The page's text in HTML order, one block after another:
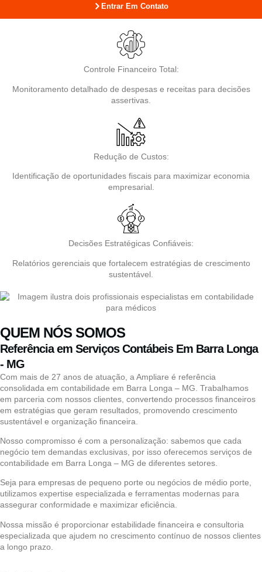
Entrar Em Contato
Controle Financeiro Total:
Monitoramento detalhado de despesas e receitas para decisões
assertivas.
Redução de Custos:
Identificação de oportunidades fiscais para maximizar economia
empresarial.
Decisões Estratégicas Confiáveis:
Relatórios gerenciais que fortalecem estratégias de crescimento
sustentável.
QUEM NÓS SOMOS
Referência em Serviços Contábeis Em Barra Longa
- MG
Com mais de 27 anos de atuação, a Ampliare é referência
consolidada em contabilidade em Barra Longa – MG. Trabalhamos
em parceria com nossos clientes, convertendo processos financeiros
em estratégias que geram resultados, promovendo crescimento
sustentável e organização financeira.
Nosso compromisso é com a personalização: sabemos que cada
negócio tem demandas exclusivas, por isso oferecemos serviços de
contabilidade em Barra Longa – MG de diferentes setores.
Seja para empresas de pequeno porte ou negócios de médio porte,
utilizamos expertise especializada e ferramentas modernas para
assegurar conformidade e maximizar eficiência.
Nossa missão é proporcionar estabilidade financeira e consultoria
especializada que ajudem no crescimento contínuo de nossos clientes
a longo prazo.